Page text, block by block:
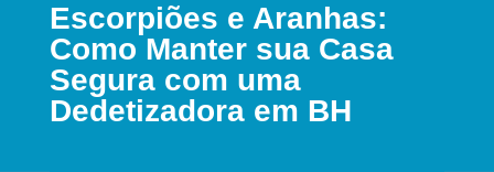
Escorpiões e Aranhas:
Como Manter sua Casa
Segura com uma
Dedetizadora em BH